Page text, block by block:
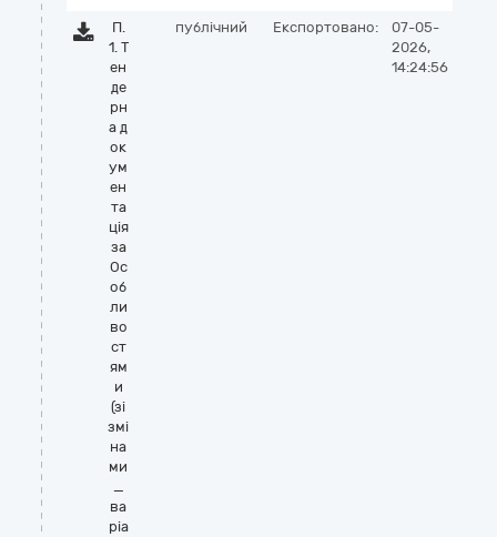
П.
1. Т
ен
де
рн
а д
ок
ум
ен
та
ція
за
Ос
об
ли
во
ст
ям
и
(зі
змі
на
ми
_
ва
ріа
публічний Експортовано:
07-05-
2026,
14:24:56